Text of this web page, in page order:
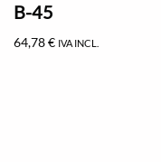
B-45
64,78€ IVA INCL.